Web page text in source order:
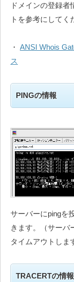
ドメインの登録
トを参考にしてく
・ ANSI Whois
ス
PINGの情報
サーバーにpingを
きます。（サーバ
タイムアウトしま
TRACERTの情報